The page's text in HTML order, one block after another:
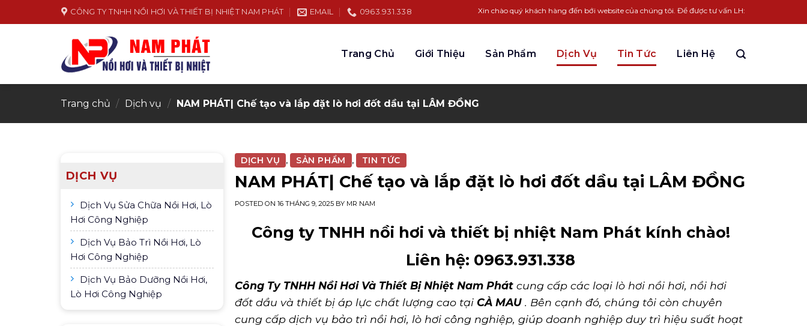
to
CÔNG TY TNHH NỒI HƠI VÀ THIẾT BỊ NHIỆT NAM PHÁT EMAIL 0963.931.338 Xin chào quý khách hàng đến bới website của chúng tôi. Để được tư vấn LH: 0963.931.338
Trang Chủ Giới Thiệu Sản Phẩm Dịch Vụ Tin Tức Liên Hệ
Trang chủ / Dịch vụ / NAM PHÁT| Chế tạo và lắp đặt lò hơi đốt dầu tại LÂM ĐỒNG
DỊCH VỤ
Dịch Vụ Sửa Chữa Nồi Hơi, Lò
Hơi Công Nghiệp
Dịch Vụ Bảo Trì Nồi Hơi, Lò
Hơi Công Nghiệp
Dịch Vụ Bảo Dưỡng Nồi Hơi,
Lò Hơi Công Nghiệp
DỊCH VỤ , SẢN PHẨM , TIN TỨC
NAM PHÁT| Chế tạo và lắp đặt lò hơi đốt dầu tại LÂM ĐỒNG
POSTED ON16 THÁNG 9, 2025 BY MR NAM
Công ty TNHH nồi hơi và thiết bị nhiệt Nam Phát kính chào!
Liên hệ: 0963.931.338
Công Ty TNHH Nồi Hơi Và Thiết Bị Nhiệt Nam Phát cung cấp các loại lò hơi nồi hơi, nồi hơi
đốt dầu và thiết bị áp lực chất lượng cao tại CÀ MAU . Bên cạnh đó, chúng tôi còn chuyên
cung cấp dịch vụ bảo trì nồi hơi, lò hơi công nghiệp, giúp doanh nghiệp duy trì hiệu suất hoạt